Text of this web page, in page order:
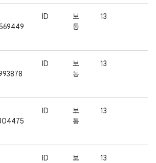
ID
보
통
13
ID
보
통
13
ID
보
통
13
ID
보
13